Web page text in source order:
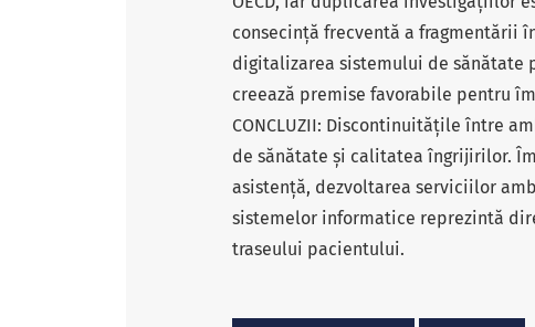
consecință frecventă a fragmentării
digitalizarea sistemului de sănătate
creează premise favorabile pentru
CONCLUZII: Discontinuitățile între
de sănătate și calitatea îngrijirilor.
asistență, dezvoltarea serviciilor
sistemelor informatice reprezintă
traseului pacientului.